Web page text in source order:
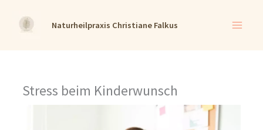
Inhalt
Naturheilpraxis Christiane Falkus
Stress beim Kinderwunsch